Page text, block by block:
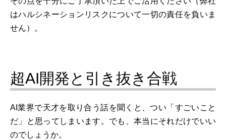
はハルシネーションリスクについて一切の責任を負いま
せん）。
超AI開発と引き抜き合戦
AI業界で天才を取り合う話を聞くと、つい「すごいこと
だ」と思ってしまいます。でも、本当にそれだけでいい
のでしょうか。